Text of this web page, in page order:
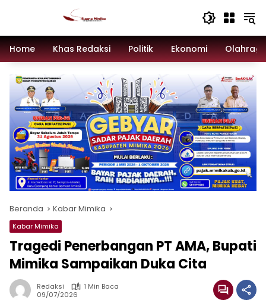
Home
Khas Redaksi Politik Ekonomi
Beranda Kabar Mimika
Kabar Mimika
Tragedi Penerbangan PT AMA, Bupati
Mimika Sampaikan Duka Cita
Redaksi
1 Min Baca
09/07/2026